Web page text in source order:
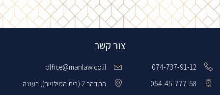
צור קשר
074-737-91-12
054-45-777-58
office@manlaw.co.il
התדהר 2 (בית המילניום), רעננה